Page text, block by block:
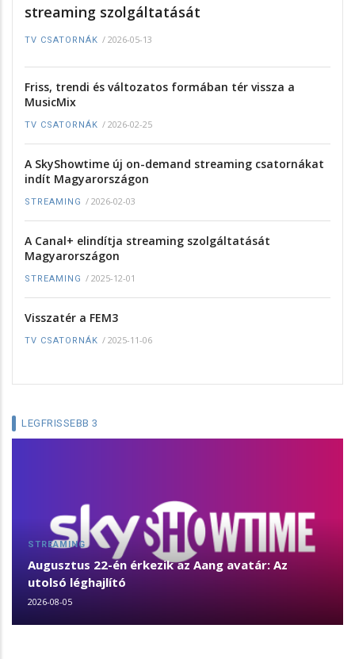
streaming szolgáltatását
TV CSATORNÁK / 2026-05-13
Friss, trendi és változatos formában tér vissza a
MusicMix
TV CSATORNÁK / 2026-02-25
A SkyShowtime új on-demand streaming csatornákat
indít Magyarországon
STREAMING / 2026-02-03
A Canal+ elindítja streaming szolgáltatását
Magyarországon
STREAMING / 2025-12-01
Visszatér a FEM3
TV CSATORNÁK / 2025-11-06
LEGFRISSEBB 3
STREAMING
Augusztus 22-én érkezik az Aang avatár: Az
utolsó léghajlító
2026-08-05